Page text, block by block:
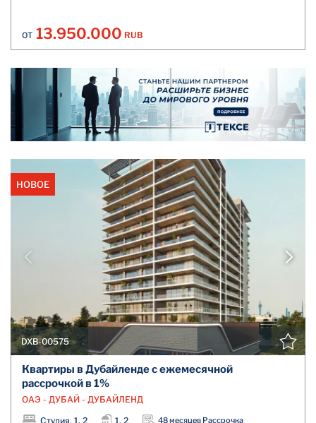
ОТ 13.950.000 RUB
НОВОЕ
DXB-00575
Квартиры в Дубайленде с ежемесячной
рассрочкой в 1%
ОАЭ - ДУБАЙ - ДУБАЙЛЕНД
Студия, 1, 2
1, 2 48 месяцев Рассрочка